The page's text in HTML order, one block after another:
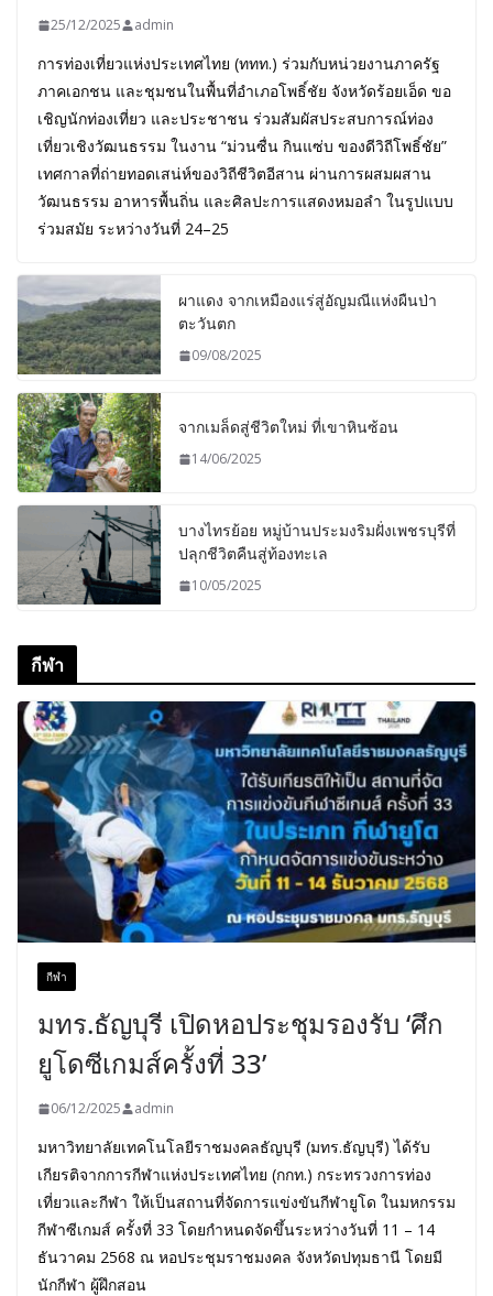
25/12/2025 admin
การท่องเที่ยวแห่งประเทศไทย (ททท.) ร่วมกับหน่วยงานภาครัฐ
ภาคเอกชน และชุมชนในพื้นที่อำเภอโพธิ์ชัย จังหวัดร้อยเอ็ด ขอ
เชิญนักท่องเที่ยว และประชาชน ร่วมสัมผัสประสบการณ์ท่อง
เที่ยวเชิงวัฒนธรรม ในงาน “ม่วนซื่น กินแซ่บ ของดีวิถีโพธิ์ชัย”
เทศกาลที่ถ่ายทอดเสน่ห์ของวิถีชีวิตอีสาน ผ่านการผสมผสาน
วัฒนธรรม อาหารพื้นถิ่น และศิลปะการแสดงหมอลำ ในรูปแบบ
ร่วมสมัย ระหว่างวันที่ 24–25
ผาแดง จากเหมืองแร่สู่อัญมณีแห่งผืนป่า
ตะวันตก
09/08/2025
จากเมล็ดสู่ชีวิตใหม่ ที่เขาหินซ้อน
14/06/2025
บางไทรย้อย หมู่บ้านประมงริมฝั่งเพชรบุรีที่
ปลุกชีวิตคืนสู่ท้องทะเล
10/05/2025
กีฬา
กีฬา
มทร.ธัญบุรี เปิดหอประชุมรองรับ ‘ศึก
ยูโดซีเกมส์ครั้งที่ 33’
06/12/2025 admin
มหาวิทยาลัยเทคโนโลยีราชมงคลธัญบุรี (มทร.ธัญบุรี) ได้รับ
เกียรติจากการกีฬาแห่งประเทศไทย (กกท.) กระทรวงการท่อง
เที่ยวและกีฬา ให้เป็นสถานที่จัดการแข่งขันกีฬายูโด ในมหกรรม
กีฬาซีเกมส์ ครั้งที่ 33 โดยกำหนดจัดขึ้นระหว่างวันที่ 11 – 14
ธันวาคม 2568 ณ หอประชุมราชมงคล จังหวัดปทุมธานี โดยมี
นักกีฬา ผู้ฝึกสอน